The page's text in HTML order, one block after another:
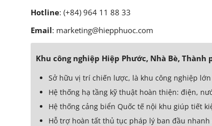
Hotline: (+84) 964 11 88 33
Email: marketing@hiepphuoc.com
Khu công nghiệp Hiệp Phước, Nhà Bè,
Sở hữu vị trí chiến lược, là khu công nghiệp
Hệ thống hạ tầng kỹ thuật hoàn thiện: điện,
Hệ thống cảng biển Quốc tế nội khu giúp tiết
Hỗ trợ hoàn tất thủ tục pháp lý ban đầu